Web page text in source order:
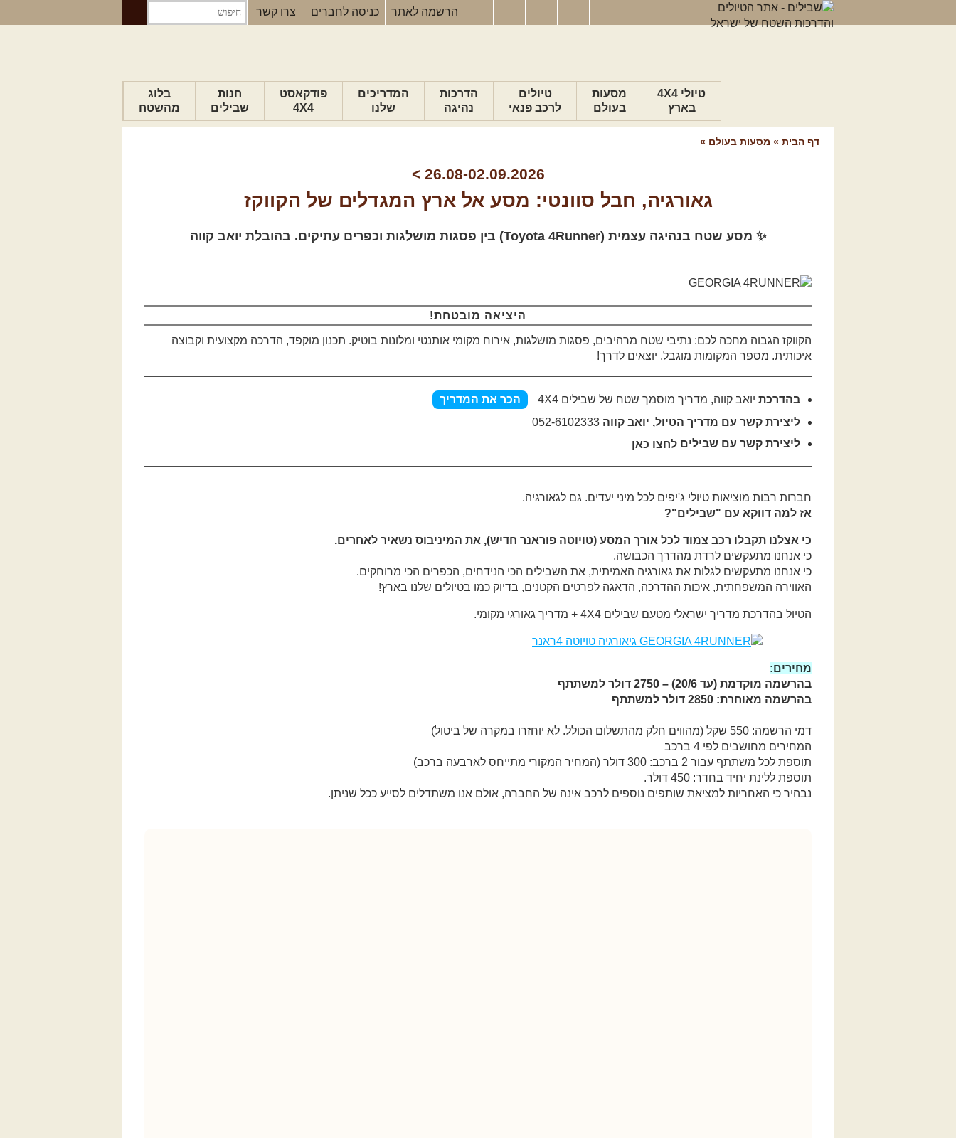
הרשמה לאתר כניסה לחברים צרו קשר
טיולי 4X4
בארץ
מסעות
בעולם
טיולים
לרכב פנאי
הדרכות
נהיגה
המדריכים
שלנו
פודקאסט
4X4
חנות
שבילים
בלוג
מהשטח
דף הבית » מסעות בעולם »
26.08-02.09.2026
>
גאורגיה, חבל סוונטי: מסע אל ארץ המגדלים של הקווקז
✨ מסע שטח בנהיגה עצמית (Toyota 4Runner) בין פסגות מושלגות וכפרים עתיקים. בהובלת יואב קווה
היציאה מובטחת!
הקווקז הגבוה מחכה לכם: נתיבי שטח מרהיבים, פסגות מושלגות, אירוח מקומי אותנטי ומלונות בוטיק. תכנון מוקפד, הדרכה מקצועית וקבוצה
איכותית. מספר המקומות מוגבל. יוצאים לדרך!
בהדרכת יואב קווה, מדריך מוסמך שטח של שבילים 4X4
הכר את המדריך
ליצירת קשר עם מדריך הטיול, יואב קווה 052-6102333
ליצירת קשר עם שבילים לחצו כאן
חברות רבות מוציאות טיולי ג'יפים לכל מיני יעדים. גם לגאורגיה.
אז למה דווקא עם "שבילים"?
כי אצלנו תקבלו רכב צמוד לכל אורך המסע (טויוטה פוראנר חדיש), את המיניבוס נשאיר לאחרים.
כי אנחנו מתעקשים לרדת מהדרך הכבושה.
כי אנחנו מתעקשים לגלות את גאורגיה האמיתית, את השבילים הכי הנידחים, הכפרים הכי מרוחקים.
האווירה המשפחתית, איכות ההדרכה, הדאגה לפרטים הקטנים, בדיוק כמו בטיולים שלנו בארץ!
הטיול בהדרכת מדריך ישראלי מטעם שבילים 4X4 + מדריך גאורגי מקומי.
מחירים:
בהרשמה מוקדמת (עד 20/6) – 2750 דולר למשתתף
בהרשמה מאוחרת: 2850 דולר למשתתף
דמי הרשמה: 550 שקל (מהווים חלק מהתשלום הכולל. לא יוחזרו במקרה של ביטול)
המחירים מחושבים לפי 4 ברכב
תוספת לכל משתתף עבור 2 ברכב: 300 דולר (המחיר המקורי מתייחס לארבעה ברכב)
תוספת ללינת יחיד בחדר: 450 דולר.
נבהיר כי האחריות למציאת שותפים נוספים לרכב אינה של החברה, אולם אנו משתדלים לסייע ככל שניתן.